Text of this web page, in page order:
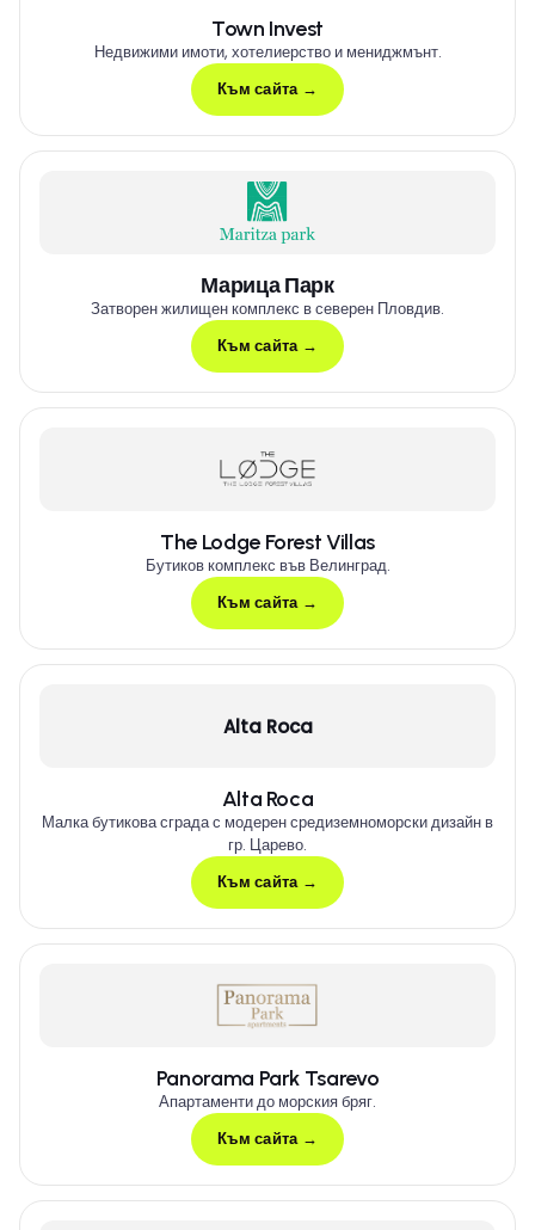
Town Invest
Недвижими имоти, хотелиерство и мениджмънт.
Към сайта →
Марица Парк
Затворен жилищен комплекс в северен Пловдив.
Към сайта →
The Lodge Forest Villas
Бутиков комплекс във Велинград.
Към сайта →
Alta Roca
Alta Roca
Малка бутикова сграда с модерен средиземноморски дизайн в
гр. Царево.
Към сайта →
Panorama Park Tsarevo
Апартаменти до морския бряг.
Към сайта →